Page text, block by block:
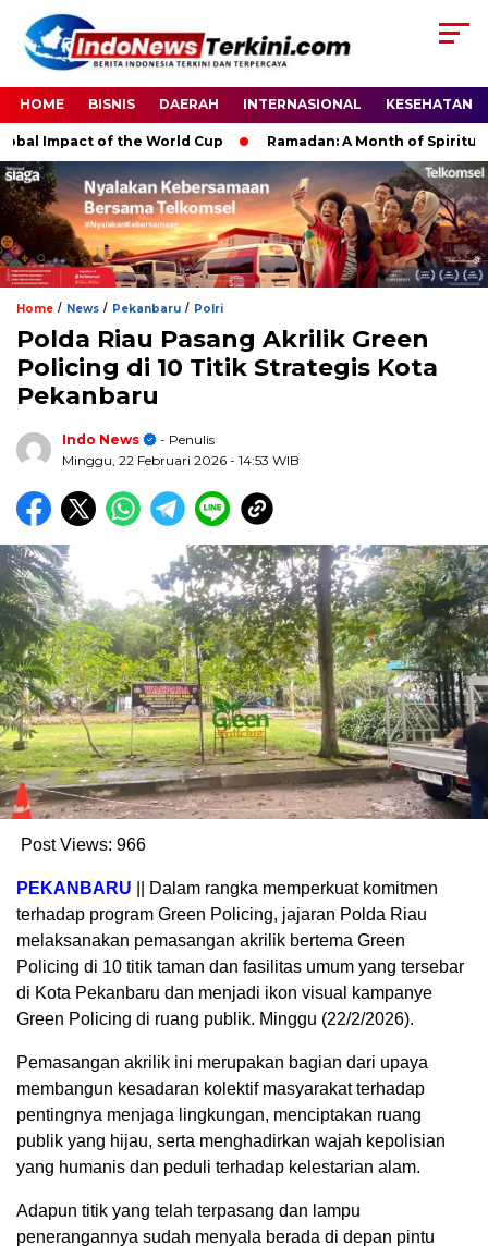
HOME BISNIS DAERAH INTERNASIONAL KESEHATAN
of the World Cup Ramadan: A Month of Spiritual
Home / News / Pekanbaru / Polri
Polda Riau Pasang Akrilik Green
Policing di 10 Titik Strategis Kota
Pekanbaru
Indo News
- Penulis
Minggu, 22 Februari 2026 - 14:53 WIB
Post Views: 966
PEKANBARU || Dalam rangka memperkuat komitmen
terhadap program Green Policing, jajaran Polda Riau
melaksanakan pemasangan akrilik bertema Green
Policing di 10 titik taman dan fasilitas umum yang tersebar
di Kota Pekanbaru dan menjadi ikon visual kampanye
Green Policing di ruang publik. Minggu (22/2/2026).
Pemasangan akrilik ini merupakan bagian dari upaya
membangun kesadaran kolektif masyarakat terhadap
pentingnya menjaga lingkungan, menciptakan ruang
publik yang hijau, serta menghadirkan wajah kepolisian
yang humanis dan peduli terhadap kelestarian alam.
Adapun titik yang telah terpasang dan lampu
penerangannya sudah menyala berada di depan pintu